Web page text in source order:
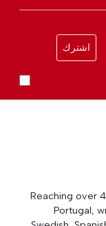
اشترك
Reaching over
Portugal,